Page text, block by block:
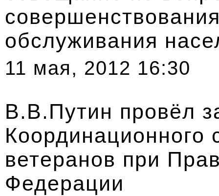
обслуживания
11 мая, 2012 16:30
В.В.Путин провёл
Координационного
ветеранов при
Федерации